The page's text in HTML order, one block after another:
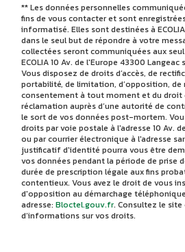
** Les données personnelles
fins de vous contacter et sont
informatisé. Elles sont destinées à
dans le seul but de répondre à votre
collectées seront communiquées aux
ECOLIA 10 Av. de l'Europe 43300 Langeac
Vous disposez de droits d’accès, de
portabilité, de limitation, d’opposition, de
consentement à tout moment et du droit
réclamation auprès d’une autorité de
le sort de vos données post-mortem.
droits par voie postale à l'adresse 10 Av.
ou par courrier électronique à l'adresse
justificatif d'identité pourra vous être
vos données pendant la période de prise
durée de prescription légale aux fins
contentieux. Vous avez le droit de vous
d'opposition au démarchage
adresse: Bloctel.gouv.fr. Consultez le
d’informations sur vos droits.